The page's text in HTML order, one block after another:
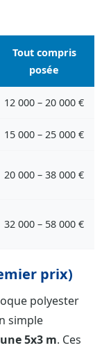
Tout compris
posée
12 000 – 20 000 €
15 000 – 25 000 €
20 000 – 38 000 €
32 000 – 58 000 €
prix)
polyester
simple
5x3 m. Ces